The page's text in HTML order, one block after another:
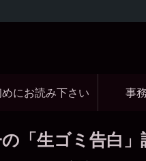
にお読み下さい 事
「生ゴミ告白」